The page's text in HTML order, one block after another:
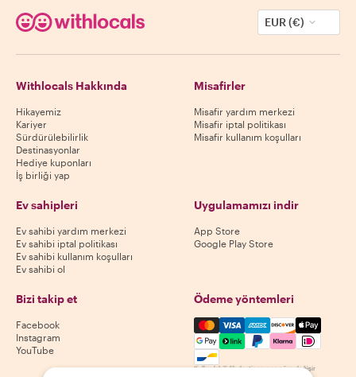
EUR (€)
Withlocals Hakkında
Hikayemiz
Kariyer
Sürdürülebilirlik
Destinasyonlar
Hediye kuponları
İş birliği yap
Misafirler
Misafir yardım merkezi
Misafir iptal politikası
Misafir kullanım koşulları
Ev sahipleri
Ev sahibi yardım merkezi
Ev sahibi iptal politikası
Ev sahibi kullanım koşulları
Ev sahibi ol
Uygulamamızı indir
App Store
Google Play Store
Bizi takip et
Facebook
Instagram
YouTube
Ödeme yöntemleri
Mastercard, Visa, Amex,
Kullanılabilirlik destinasyona göre değişir